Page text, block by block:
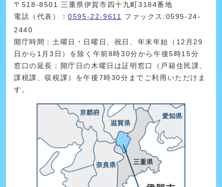
〒518-8501 三重県伊賀市四十九町3184番地
電話（代表）：0595-22-9611
ファックス:0595-24-
2440
開庁時間：土曜日・日曜日、祝日、年末年始（12月29
日から1月3日）を除く午前8時30分から午後5時15分
窓口の延長：開庁日の木曜日は証明窓口（戸籍住民課、
課税課、収税課）を午後7時30分までご利用いただけま
す。